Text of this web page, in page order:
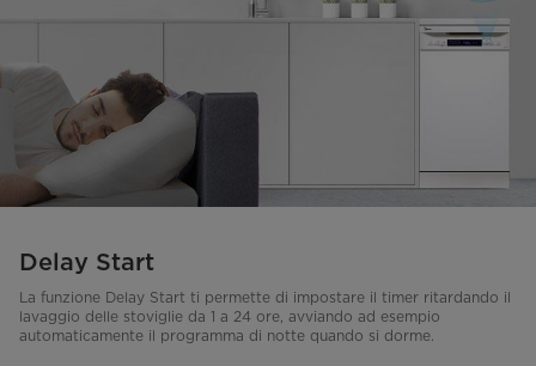
Delay Start
La funzione Delay Start ti permette di impostare il timer ritardando il
lavaggio delle stoviglie da 1 a 24 ore, avviando ad esempio
automaticamente il programma di notte quando si dorme.